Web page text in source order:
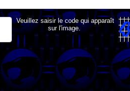
Veuillez saisir le code qui apparaît
sur l'image.